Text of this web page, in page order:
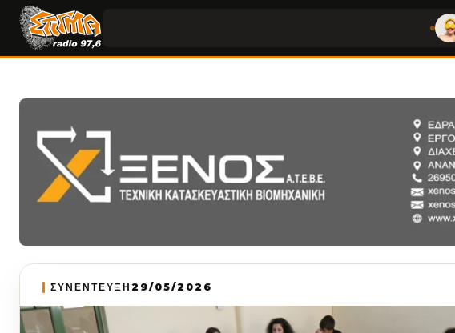
ΣΥΝΕΝΤΕΥΞΗ 29/05/2026